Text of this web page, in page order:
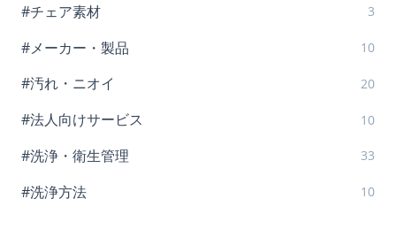
#チェア素材 3
#メーカー・製品 10
#汚れ・ニオイ 20
#法人向けサービス 10
#洗浄・衛生管理 33
#洗浄方法 10